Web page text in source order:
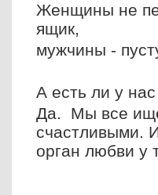
Женщины не
ящик,
мужчины -
А есть ли у
Да. Мы все
счастливыми.
орган любви у